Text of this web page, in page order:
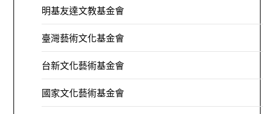
明基友達文教基金會
臺灣藝術文化基金會
台新文化藝術基金會
國家文化藝術基金會